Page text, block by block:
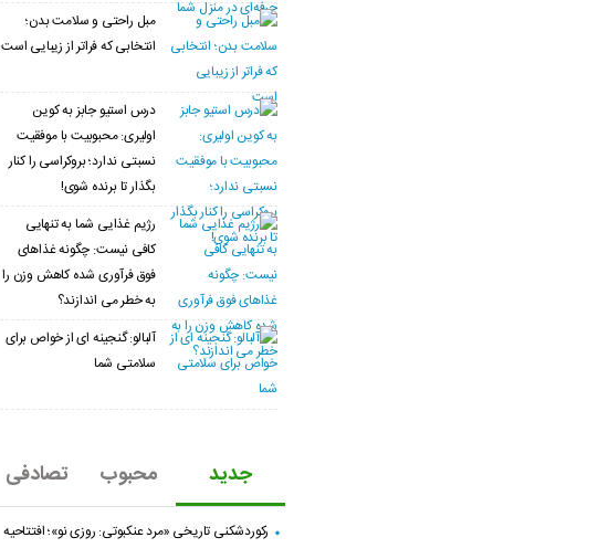
مبل راحتی و سلامت بدن؛
انتخابی که فراتر از زیبایی است
درس استیو جابز به کوین
اولیری: محبوبیت با موفقیت
نسبتی ندارد؛ بروکراسی را کنار
بگذار تا برنده شوی!
رژیم غذایی شما به تنهایی
کافی نیست: چگونه غذاهای
فوق فرآوری شده کاهش وزن را
به خطر می اندازند؟
آلبالو: گنجینه ای از خواص برای
سلامتی شما
جدید محبوب تصادفی
رکوردشکنی تاریخی «مرد عنکبوتی: روزی نو»؛ افتتاحیه